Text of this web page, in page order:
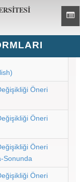
Öneri
Öneri
Öneri
Sonunda
Öneri